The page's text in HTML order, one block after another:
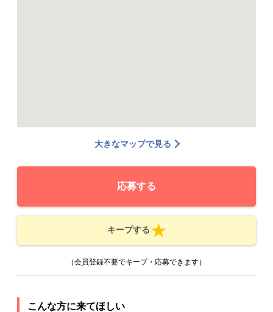
大きなマップで見る
応募する
キープする
（会員登録不要でキープ・応募できます）
こんな方に来てほしい